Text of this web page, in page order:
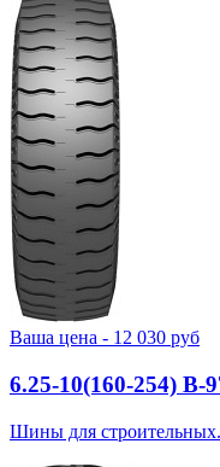
Ваша цена - 12 030 руб
6.25-10(160-254) В-
Шины для